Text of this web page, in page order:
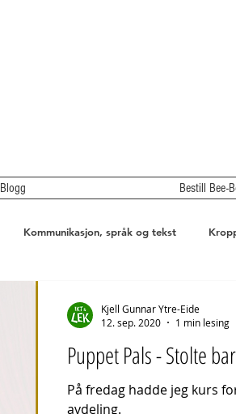
Blogg Bestill Bee-
Kommunikasjon, språk og tekst
Puppet Pals - Stolte
På fredag hadde jeg kurs
avdeling.
Kjell Gunnar Ytre-Eide
12. sep. 2020
1 min lesing